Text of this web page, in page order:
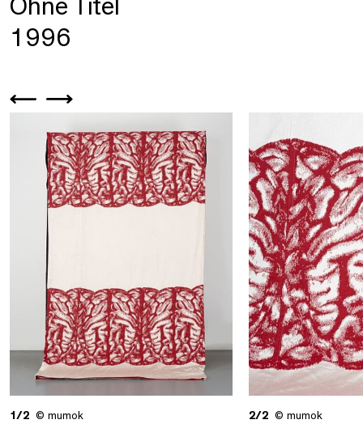
Ohne Titel
1996
1/2 © mumok 2/2 © mumok